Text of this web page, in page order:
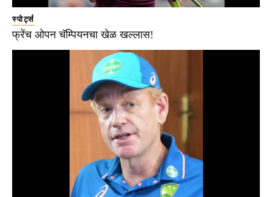
स्पोर्ट्स
फ्रेंच ओपन चॅम्पियनचा खेळ खल्लास!